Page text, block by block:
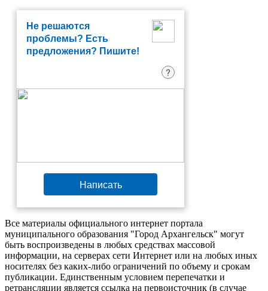
Не решаются
проблемы? Есть
предложения? Пишите!
?
Написать
Все материалы официального интернет портала
муниципального образования "Город Архангельск" могут
быть воспроизведены в любых средствах массовой
информации, на серверах сети Интернет или на любых иных
носителях без каких-либо ограничений по объему и срокам
публикации. Единственным условием перепечатки и
ретрансляции является ссылка на первоисточник (в случае